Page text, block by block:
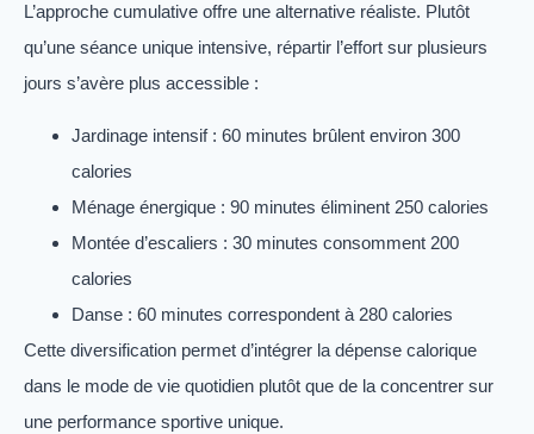
L’approche cumulative offre une alternative réaliste. Plutôt
qu’une séance unique intensive, répartir l’effort sur plusieurs
jours s’avère plus accessible :
Jardinage intensif : 60 minutes brûlent environ 300
calories
Ménage énergique : 90 minutes éliminent 250 calories
Montée d’escaliers : 30 minutes consomment 200
calories
Danse : 60 minutes correspondent à 280 calories
Cette diversification permet d’intégrer la dépense calorique
dans le mode de vie quotidien plutôt que de la concentrer sur
une performance sportive unique.